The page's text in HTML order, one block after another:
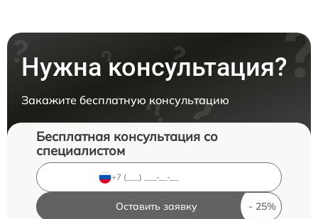
Нужна консультация?
Закажите бесплатную консультацию
Бесплатная консультация со
специалистом
Оставить заявку